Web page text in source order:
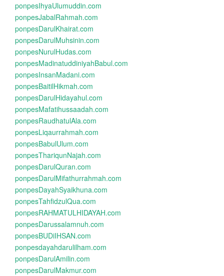
ponpesIhyaUlumuddin.com
ponpesJabalRahmah.com
ponpesDarulKhairat.com
ponpesDarulMuhsinin.com
ponpesNurulHudas.com
ponpesMadinatuddiniyahBabul.com
ponpesInsanMadani.com
ponpesBaitilHikmah.com
ponpesDarulHidayahul.com
ponpesMafatihussaadah.com
ponpesRaudhatulAla.com
ponpesLiqaurrahmah.com
ponpesBabulUlum.com
ponpesThariqunNajah.com
ponpesDarulQuran.com
ponpesDarulMifathurrahmah.com
ponpesDayahSyaikhuna.com
ponpesTahfidzulQua.com
ponpesRAHMATULHIDAYAH.com
ponpesDarussalamnuh.com
ponpesBUDiIHSAN.com
ponpesdayahdarulilham.com
ponpesDarulAmilin.com
ponpesDarulMakmur.com